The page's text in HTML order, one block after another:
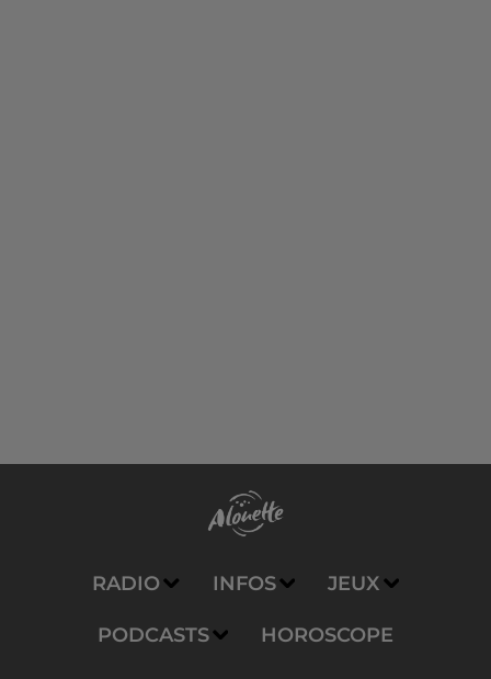
RADIO INFOS JEUX
PODCASTS HOROSCOPE